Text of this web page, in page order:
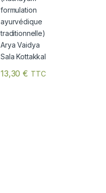
13,30€ TTC